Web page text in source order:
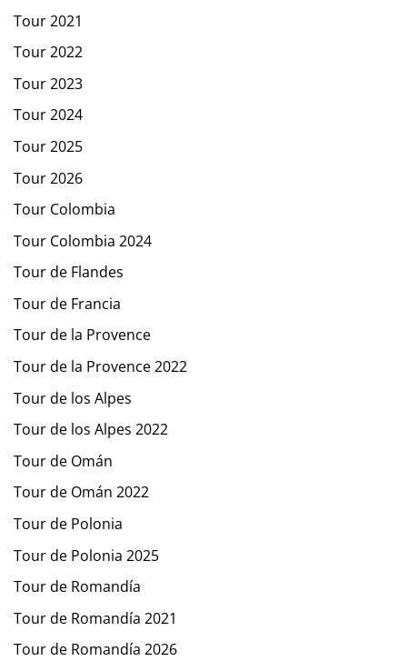
Tour 2021
Tour 2022
Tour 2023
Tour 2024
Tour 2025
Tour 2026
Tour Colombia
Tour Colombia 2024
Tour de Flandes
Tour de Francia
Tour de la Provence
Tour de la Provence 2022
Tour de los Alpes
Tour de los Alpes 2022
Tour de Omán
Tour de Omán 2022
Tour de Polonia
Tour de Polonia 2025
Tour de Romandía
Tour de Romandía 2021
Tour de Romandía 2026